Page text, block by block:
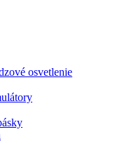
osvetlenie